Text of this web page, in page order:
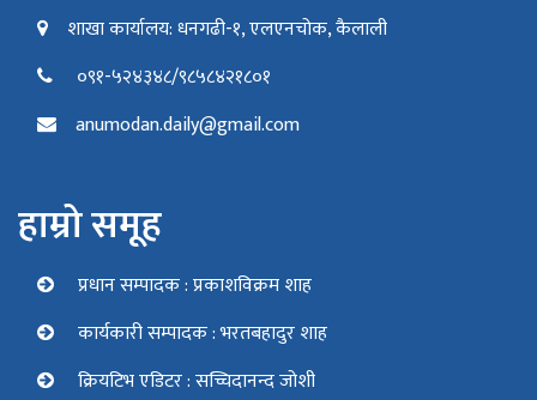
शाखा कार्यालय: धनगढी-१, एलएनचोक, कैलाली
०९१-५२४३४८/९८५८४२१८०१
anumodan.daily@gmail.com
हाम्रो समूह
प्रधान सम्पादक : प्रकाशविक्रम शाह
कार्यकारी सम्पादक : भरतबहादुर शाह
क्रियटिभ एडिटर : सच्चिदानन्द जोशी